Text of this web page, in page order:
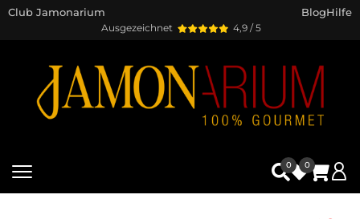
Ausgezeichnet 4,9 / 5
Club Jamonarium BlogHilfe
0 0